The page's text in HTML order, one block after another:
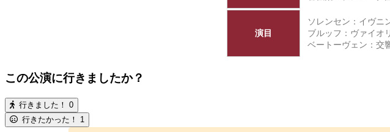
演目
ソレンセン：イヴニ
ブルッフ：ヴァイオ
ベートーヴェン：交
この公演に行きましたか？
行きました！ 0
行きたかった！ 1